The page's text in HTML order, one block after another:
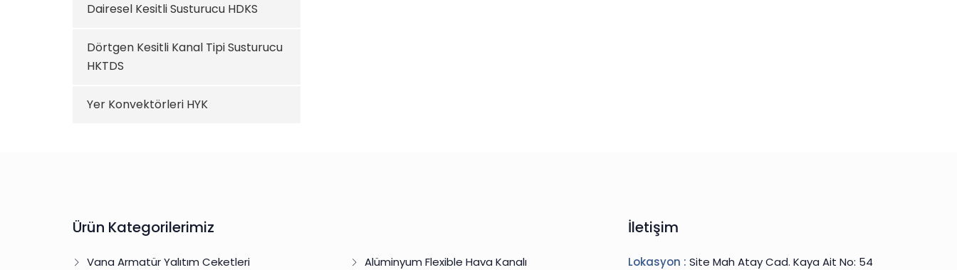
Dairesel Kesitli Susturucu HDKS
Dörtgen Kesitli Kanal Tipi Susturucu
HKTDS
Yer Konvektörleri HYK
Ürün Kategorilerimiz
Vana Armatür Yalıtım Ceketleri Alüminyum Flexible Hava Kanalı
İletişim
Lokasyon : Site Mah Atay Cad. Kaya Ait No: 54